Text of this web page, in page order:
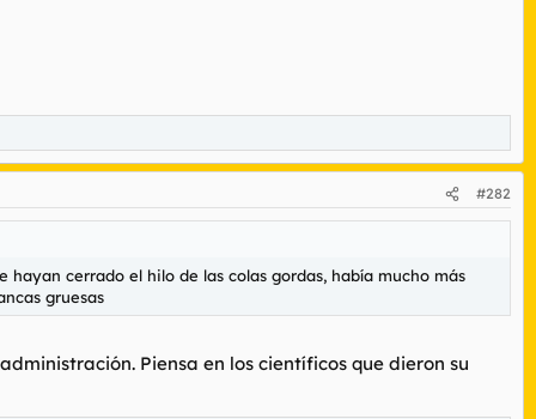
#282
cerrado el hilo de las colas gordas, había mucho más
gruesas
Piensa en los científicos que dieron su